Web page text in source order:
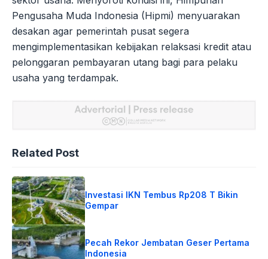
Pengusaha Muda Indonesia (Hipmi) menyuarakan
desakan agar pemerintah pusat segera
mengimplementasikan kebijakan relaksasi kredit atau
pelonggaran pembayaran utang bagi para pelaku
usaha yang terdampak.
Related Post
Investasi IKN Tembus Rp208 T Bikin
Gempar
Pecah Rekor Jembatan Geser Pertama
Indonesia